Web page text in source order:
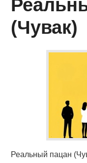
(Чувак)
Реальный пацан